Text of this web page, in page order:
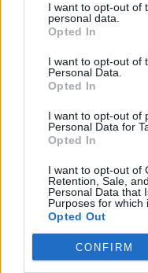
I want to opt-out of
personal data.
Opted In
I want to opt-out of
Personal Data.
Opted In
I want to opt-out of
Personal Data for
Opted In
I want to opt-out of
Retention, Sale,
Personal Data that
Purposes for which
Opted Out
CONFIRM
Ideálna nielen pre
Kucharík, za
Ondrejku a grafičky
„Otázky z prírody,
rovnomerne
európskych krajín a
prekvapenia a rôzne
autorDaniel Kollár.
predovšetkým, môže
najmúdrejší, ale ten,